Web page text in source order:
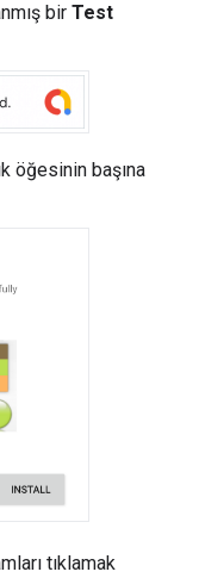
bir Test
öğesinin başına
tıklamak